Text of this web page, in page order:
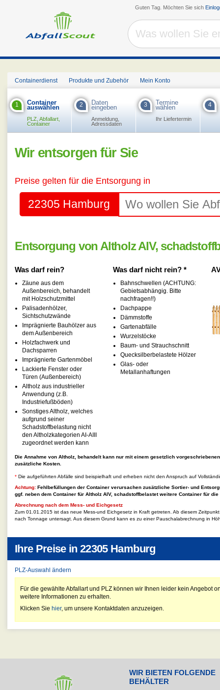
Guten Tag. Möchten Sie sich
Containerdienst Produkte und Zubehör Mein Konto
1 Container
auswählen
PLZ, Abfallart,
Container
2 Daten
eingeben
Anmeldung,
Adressdaten
3 Termine
wählen
Ihr Liefertermin
4
Wir entsorgen für Sie
Preise gelten für die Entsorgung in
22305 Hamburg
Entsorgung von Altholz AIV,
Was darf rein?
Zäune aus dem
Außenbereich, behandelt
mit Holzschutzmittel
Palisadenhölzer,
Sichtschutzwände
Imprägnierte Bauhölzer aus
dem Außenbereich
Holzfachwerk und
Dachsparren
Imprägnierte Gartenmöbel
Lackierte Fenster oder
Türen (Außenbereich)
Altholz aus industrieller
Anwendung (z.B.
Industriefußböden)
Sonstiges Altholz, welches
aufgrund seiner
Schadstoffbelastung nicht
den Altholzkategorien AI-AIII
zugeordnet werden kann
Was darf nicht rein? *
Bahnschwellen (ACHTUNG:
Gebietsabhängig. Bitte
nachfragen!!)
Dachpappe
Dämmstoffe
Gartenabfälle
Wurzelstöcke
Baum- und Strauchschnitt
Quecksilberbelastete Hölzer
Glas- oder
Metallanhaftungen
Die Annahme von Altholz, behandelt kann nur mit einem gesetzlich
zusätzliche Kosten.
* Die aufgeführten Abfälle sind beispielhaft und erheben nicht den Anspruch auf
Achtung: Fehlbefüllungen der Container verursachen zusätzliche Sortier- und
ggf. neben dem Container für Altholz AIV, schadstoffbelastetweitere Container für die
Abrechnung nach dem Mess- und Eichgesetz
Zum 01.01.2015 ist das neue Mess-und Eichgesetz in Kraft getreten. Ab diesem
nach Tonnage untersagt. Aus diesem Grund kann es zu einer Pauschalabrechnung in
Ihre Preise in22305 Hamburg
PLZ-Auswahl ändern
Für die gewählte Abfallart und PLZ können wir Ihnen leider kein Angebot
weitere Informationen zu erhalten.
Klicken Sie hier, um unsere Kontaktdaten anzuzeigen.
WIR BIETEN FOLGENDE
BEHÄLTER